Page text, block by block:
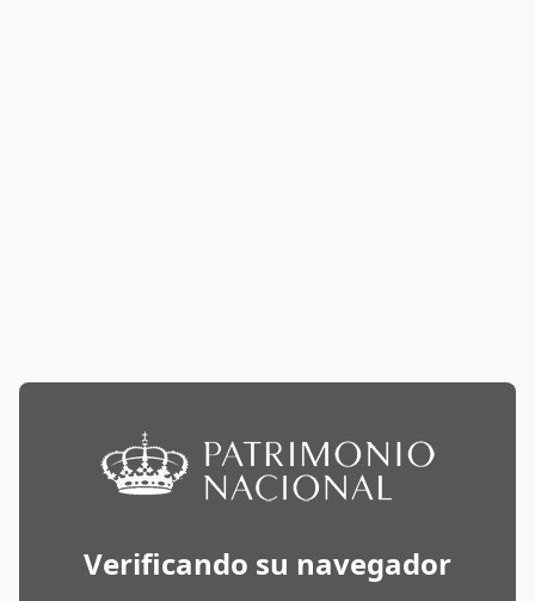
Verificando su navegador